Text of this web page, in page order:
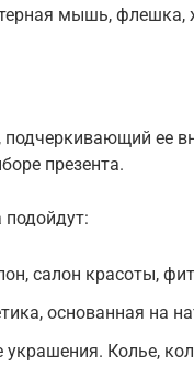
мышь, флешка,
ее
презента.
подойдут:
салон красоты,
основанная на
украшения. Колье,